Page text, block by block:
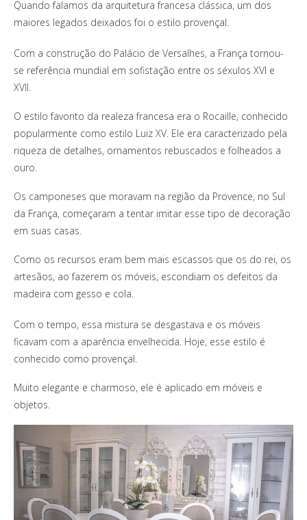
Quando falamos da arquitetura francesa clássica, um dos
maiores legados deixados foi o estilo provençal.
Com a construção do Palácio de Versalhes, a França tornou-
se referência mundial em sofistação entre os séxulos XVI e
XVII.
O estilo favorito da realeza francesa era o Rocaille, conhecido
popularmente como estilo Luiz XV. Ele era caracterizado pela
riqueza de detalhes, ornamentos rebuscados e folheados a
ouro.
Os camponeses que moravam na região da Provence, no Sul
da França, começaram a tentar imitar esse tipo de decoração
em suas casas.
Como os recursos eram bem mais escassos que os do rei, os
artesãos, ao fazerem os móveis, escondiam os defeitos da
madeira com gesso e cola.
Com o tempo, essa mistura se desgastava e os móveis
ficavam com a aparência envelhecida. Hoje, esse estilo é
conhecido como provençal.
Muito elegante e charmoso, ele é aplicado em móveis e
objetos.